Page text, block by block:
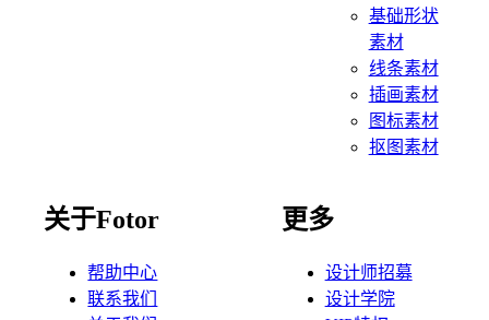
基础形状
素材
线条素材
插画素材
图标素材
抠图素材
关于Fotor
帮助中心
联系我们
更多
设计师招募
设计学院